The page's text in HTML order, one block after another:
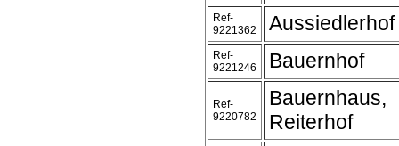
Ref-
9221362
Aussiedlerhof
Ref-
9221246
Bauernhof
Ref-
9220782
Bauernhaus,
Reiterhof